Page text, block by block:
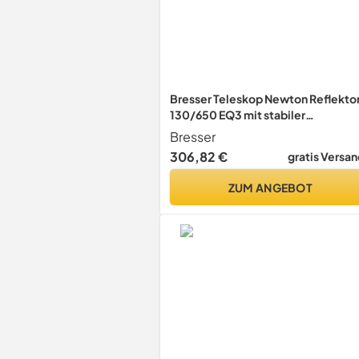
Bresser Teleskop Newton
130/650 EQ3 mit stabiler
äquatorialer Montierung und
Dreibeinfeldstativ inklusive
umfangreichen Zubehör zum
Bresser
306,82 €
gratis
ZUM ANGEBOT